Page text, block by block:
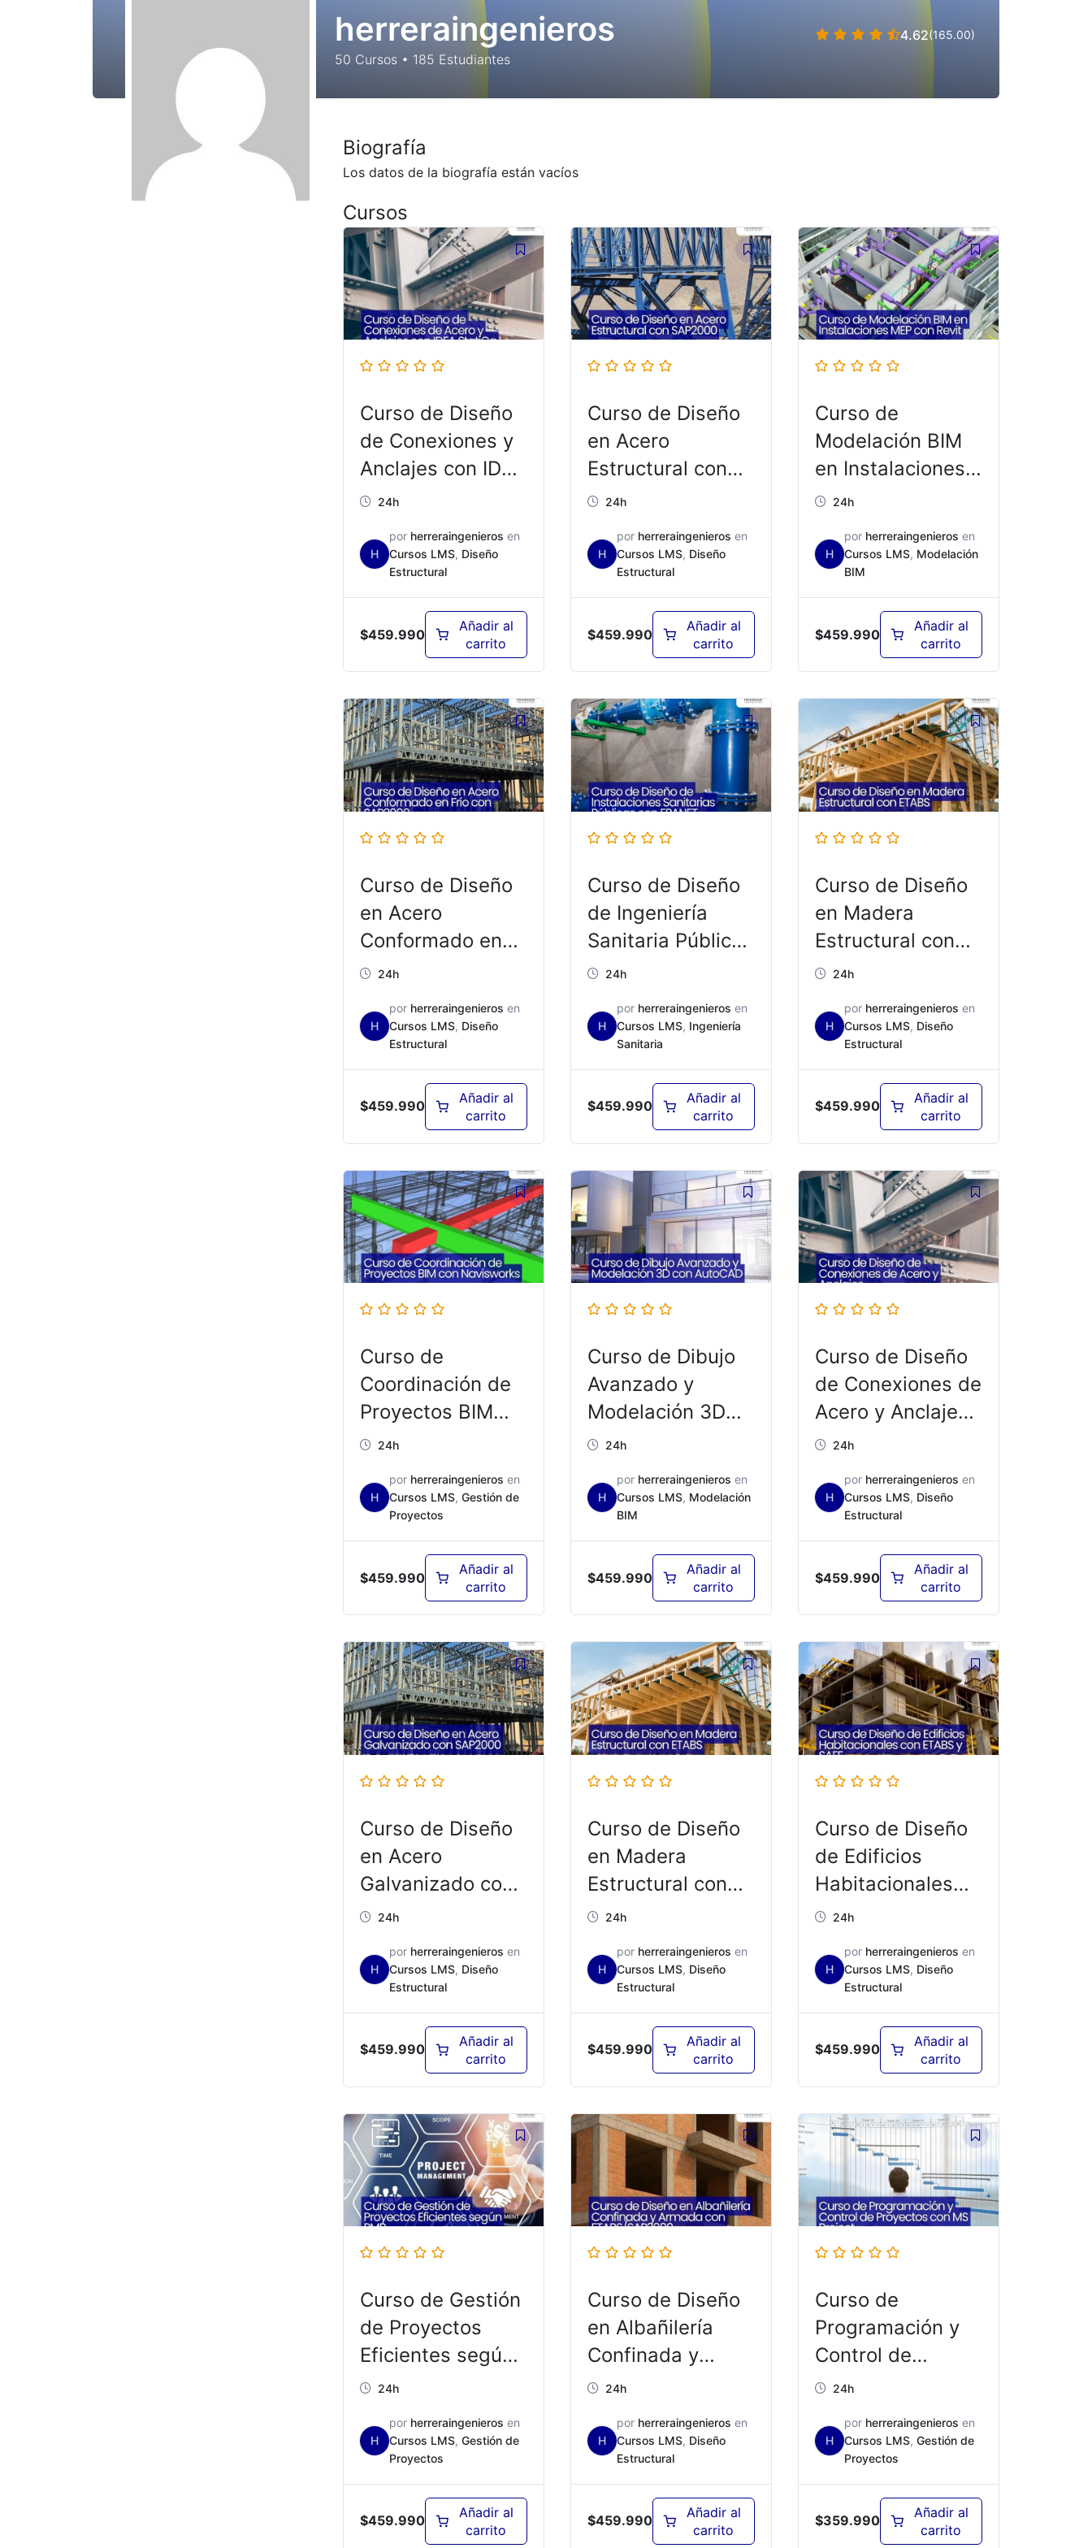
herreraingenieros
50 Cursos • 185 Estudiantes
4.62(165.00)
Biografía
Los datos de la biografía están vacíos
Cursos
Curso de Diseño
de Conexiones y
Anclajes con IDEA
StatiCa – ED005
24h
H
por herreraingenieros en
Cursos LMS, Diseño
Estructural
$459.990
Añadir al
carrito
Curso de Diseño
en Acero
Estructural con
SAP2000 –
24h
H
por herreraingenieros en
Cursos LMS, Diseño
Estructural
$459.990
Añadir al
carrito
Curso de
Modelación BIM
en Instalaciones
MEP con Revit –
24h
H
por herreraingenieros en
Cursos LMS, Modelación
BIM
$459.990
Añadir al
carrito
Curso de Diseño
en Acero
Conformado en
Frío con SAP2000
24h
H
por herreraingenieros en
Cursos LMS, Diseño
Estructural
$459.990
Añadir al
carrito
Curso de Diseño
de Ingeniería
Sanitaria Pública
con EPANET –
24h
H
por herreraingenieros en
Cursos LMS, Ingeniería
Sanitaria
$459.990
Añadir al
carrito
Curso de Diseño
en Madera
Estructural con
ETABS/SAP2000
24h
H
por herreraingenieros en
Cursos LMS, Diseño
Estructural
$459.990
Añadir al
carrito
Curso de
Coordinación de
Proyectos BIM
con Navisworks –
24h
H
por herreraingenieros en
Cursos LMS, Gestión de
Proyectos
$459.990
Añadir al
carrito
Curso de Dibujo
Avanzado y
Modelación 3D
con AutoCAD –
24h
H
por herreraingenieros en
Cursos LMS, Modelación
BIM
$459.990
Añadir al
carrito
Curso de Diseño
de Conexiones de
Acero y Anclajes​
– ED04B
24h
H
por herreraingenieros en
Cursos LMS, Diseño
Estructural
$459.990
Añadir al
carrito
Curso de Diseño
en Acero
Galvanizado con
ETABS/SAP2000
24h
H
por herreraingenieros en
Cursos LMS, Diseño
Estructural
$459.990
Añadir al
carrito
Curso de Diseño
en Madera
Estructural con
ETABS/SAP2000
24h
H
por herreraingenieros en
Cursos LMS, Diseño
Estructural
$459.990
Añadir al
carrito
Curso de Diseño
de Edificios
Habitacionales
con ETABS y
24h
H
por herreraingenieros en
Cursos LMS, Diseño
Estructural
$459.990
Añadir al
carrito
Curso de Gestión
de Proyectos
Eficientes según
PMP – ED01B
24h
H
por herreraingenieros en
Cursos LMS, Gestión de
Proyectos
$459.990
Añadir al
carrito
Curso de Diseño
en Albañilería
Confinada y
Armada con
– ED04B
24h
H
por herreraingenieros en
Cursos LMS, Diseño
Estructural
$459.990
Añadir al
carrito
Curso de
Programación y
Control de
Proyectos con MS
24h
H
por herreraingenieros en
Cursos LMS, Gestión de
Proyectos
$359.990
Añadir al
carrito